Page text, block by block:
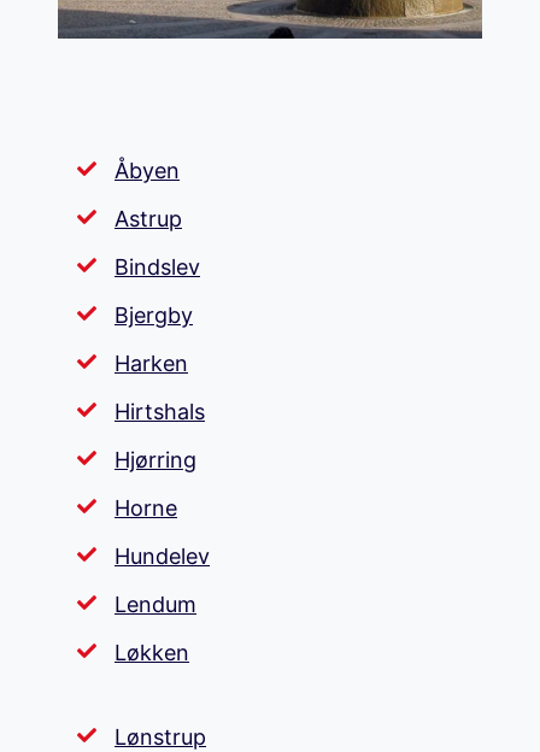
Åbyen
Astrup
Bindslev
Bjergby
Harken
Hirtshals
Hjørring
Horne
Hundelev
Lendum
Løkken
Lønstrup